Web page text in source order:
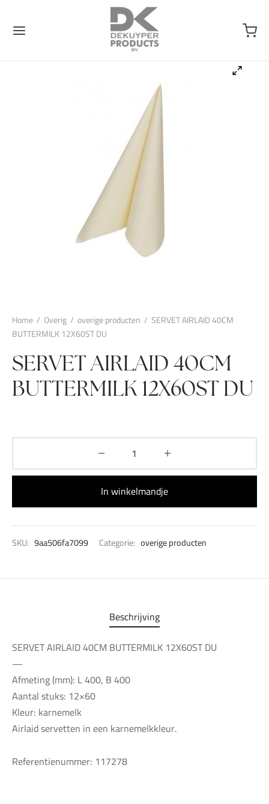
Home / Overig / overige producten / SERVET AIRLAID 40CM
BUTTERMILK 12X60ST DU
SERVET AIRLAID 40CM
BUTTERMILK 12X60ST DU
In winkelmandje
SKU: 9aa506fa7099 Categorie: overige producten
Beschrijving
SERVET AIRLAID 40CM BUTTERMILK 12X60ST DU
—
Afmeting (mm): L 400, B 400
Aantal stuks: 12×60
Kleur: karnemelk
Airlaid servetten in een karnemelkkleur.
Referentienummer: 117278